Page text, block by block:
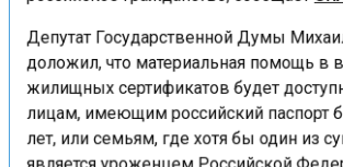
доложил, что материальная помощь в
жилищных сертификатов будет
лицам, имеющим российский паспорт
лет, или семьям, где хотя бы один из
является уроженцем Российской